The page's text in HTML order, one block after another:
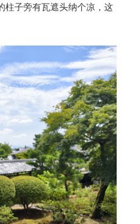
柱子旁有瓦遮头纳个凉，这